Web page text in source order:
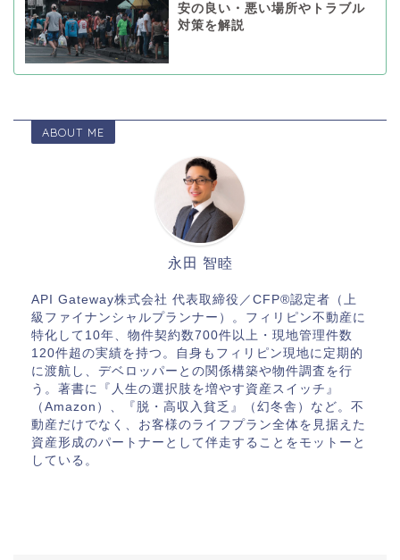
安の良い・悪い場所やトラブル
対策を解説
ABOUT ME
永田 智睦
API Gateway株式会社 代表取締役／CFP®認定者（上
級ファイナンシャルプランナー）。フィリピン不動産に
特化して10年、物件契約数700件以上・現地管理件数
120件超の実績を持つ。自身もフィリピン現地に定期的
に渡航し、デベロッパーとの関係構築や物件調査を行
う。著書に『人生の選択肢を増やす資産スイッチ』
（Amazon）、『脱・高収入貧乏』（幻冬舎）など。不
動産だけでなく、お客様のライフプラン全体を見据えた
資産形成のパートナーとして伴走することをモットーと
している。